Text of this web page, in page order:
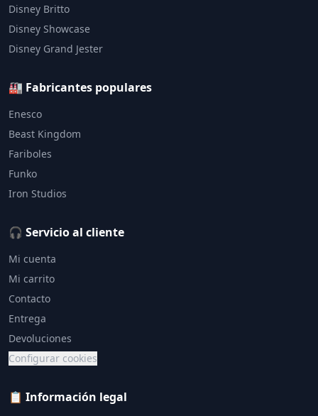
Disney Britto
Disney Showcase
Disney Grand Jester
🏭 Fabricantes populares
Enesco
Beast Kingdom
Fariboles
Funko
Iron Studios
🎧 Servicio al cliente
Mi cuenta
Mi carrito
Contacto
Entrega
Devoluciones
Configurar cookies
📋 Información legal